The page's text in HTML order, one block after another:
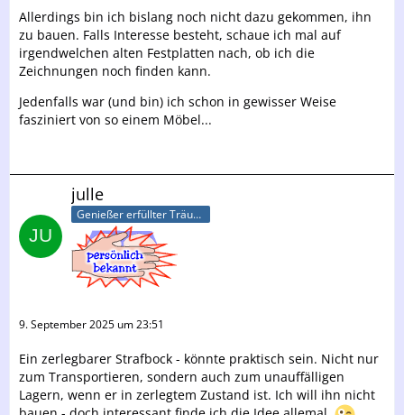
Allerdings bin ich bislang noch nicht dazu gekommen, ihn
zu bauen. Falls Interesse besteht, schaue ich mal auf
irgendwelchen alten Festplatten nach, ob ich die
Zeichnungen noch finden kann.
Jedenfalls war (und bin) ich schon in gewisser Weise
fasziniert von so einem Möbel...
julle
Genießer erfüllter Träume
9. September 2025 um 23:51
Ein zerlegbarer Strafbock - könnte praktisch sein. Nicht nur
zum Transportieren, sondern auch zum unauffälligen
Lagern, wenn er in zerlegtem Zustand ist. Ich will ihn nicht